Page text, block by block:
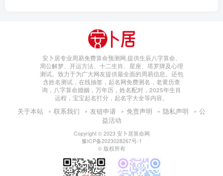
安卜居专业周易免费算命预测网,提供生辰八字算命、
周公解梦、开运方法、十二生肖、星座、塔罗牌及心理
测试。致力于为广大网友提供最全面的周易信息。还包
含姓名测试，在线抽签，起名网免费测名，老黄历查
询，八字算命婚姻，万年历，姓名配对，2025年生肖
运程，宝宝起名打分，起名字大全等内容。
关于本站 联系我们 友链申请 免责声明 隐私声明
公
益活动
Copyright © 2023 安卜居算命网
豫ICP备2023028267号-1
© 版权所有